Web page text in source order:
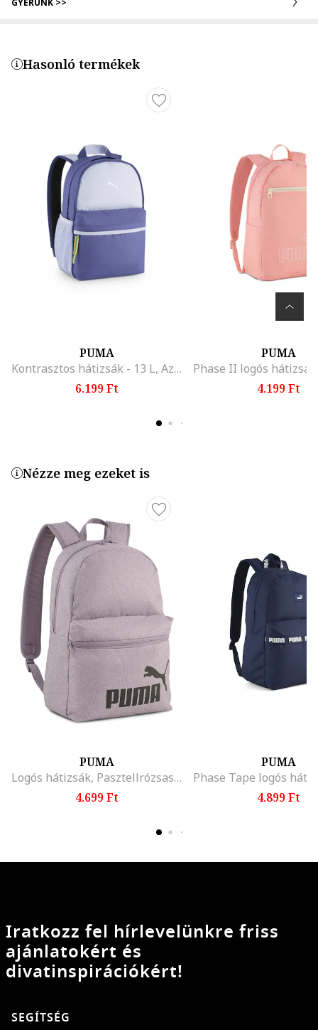
Hasonló termékek
PUMA
Kontrasztos hátizsák - 13 L, Azúrkék/Jégkék
6.199 Ft
PUMA
4.199 Ft
Nézze meg ezeket is
PUMA
Logós hátizsák, Pasztellrózsaszín
4.699 Ft
PUMA
4.899 Ft
Iratkozz fel hírlevelünkre friss
ajánlatokért és
divatinspirációkért!
SEGÍTSÉG